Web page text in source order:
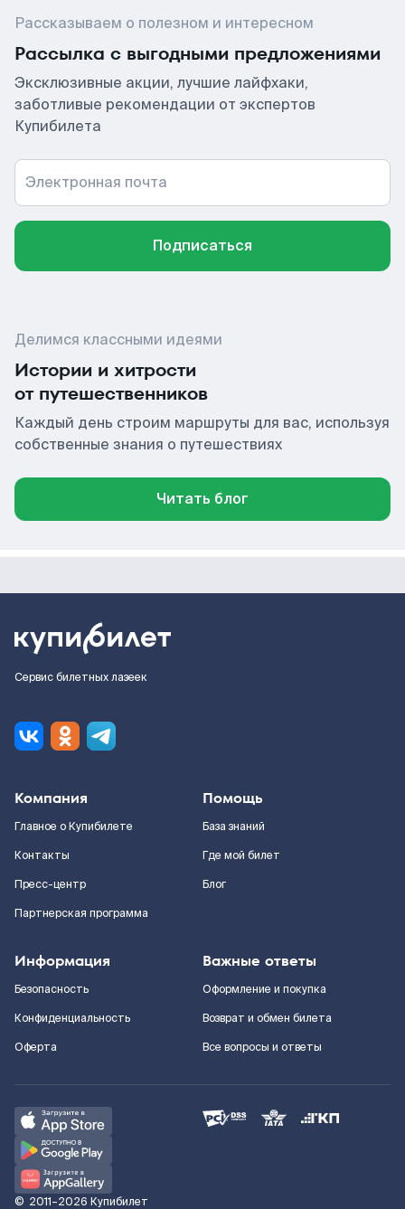
Рассказываем о полезном и интересном
Рассылка с выгодными предложениями
Эксклюзивные акции, лучшие лайфхаки,
заботливые рекомендации от экспертов
Купибилета
Электронная почта
Подписаться
Делимся классными идеями
Истории и хитрости
от путешественников
Каждый день строим маршруты для вас, используя
собственные знания о путешествиях
Читать блог
Сервис билетных лазеек
Компания
Главное о Купибилете
Контакты
Пресс-центр
Партнерская программа
Помощь
База знаний
Где мой билет
Блог
Информация
Безопасность
Конфиденциальность
Оферта
Важные ответы
Оформление и покупка
Возврат и обмен билета
Все вопросы и ответы
© 2011–2026 Купибилет